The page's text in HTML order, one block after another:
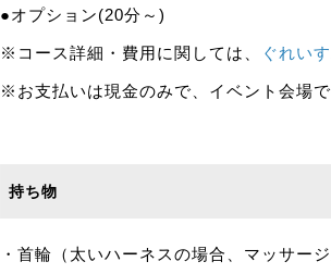
●オプション(20分～)
※コース詳細・費用に関しては、 ぐれい
※お支払いは現金のみで、イベント会場で
持ち物
・首輪（太いハーネスの場合、マッサー